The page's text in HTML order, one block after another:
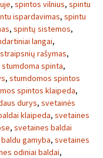
, spintos vilnius, spintu
ispardavimas, spintu
, spintų sistemos,
langai,
straipsnių rašymas,
stumdoma spinta,
, stumdomos spintos
spintos klaipeda,
durys, svetainės
klaipeda, svetaines
, svetaines baldai
gamyba, svetaines
odiniai baldai,